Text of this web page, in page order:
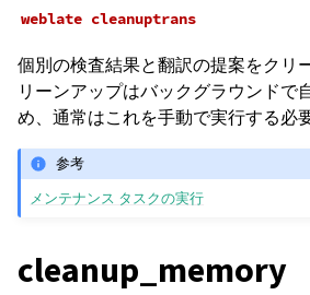
weblate cleanuptrans
個別の検査結果と翻訳の提案をクリ
リーンアップはバックグラウンドで
め、通常はこれを手動で実行する必
参考
メンテナンス タスクの実行
cleanup_memory